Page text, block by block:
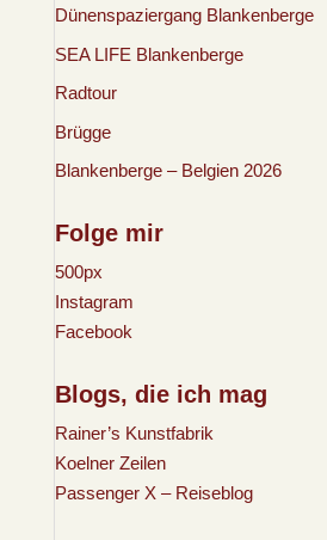
Dünenspaziergang Blankenberge
SEA LIFE Blankenberge
Radtour
Brügge
Blankenberge – Belgien 2026
Folge mir
500px
Instagram
Facebook
Blogs, die ich mag
Rainer’s Kunstfabrik
Koelner Zeilen
Passenger X – Reiseblog